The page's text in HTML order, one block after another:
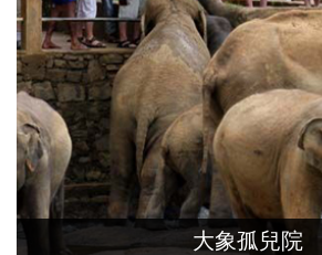
大象孤兒院